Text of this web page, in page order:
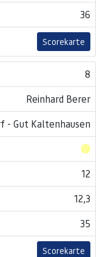
36
Scorekarte
8
Reinhard Berer
- Gut Kaltenhausen
12
12,3
35
Scorekarte